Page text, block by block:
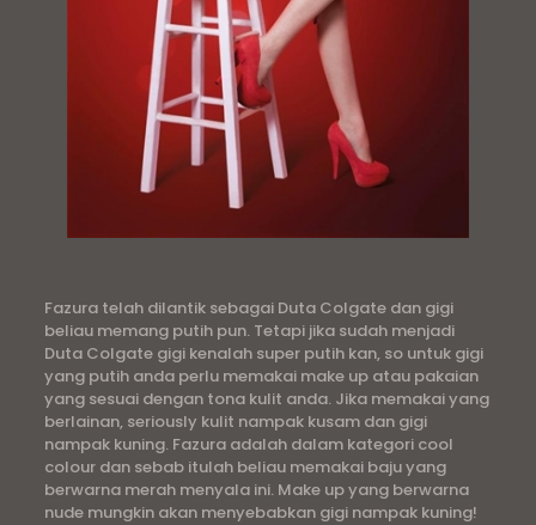
Fazura telah dilantik sebagai Duta Colgate dan gigi
beliau memang putih pun. Tetapi jika sudah menjadi
Duta Colgate gigi kenalah super putih kan, so untuk gigi
yang putih anda perlu memakai make up atau pakaian
yang sesuai dengan tona kulit anda. Jika memakai yang
berlainan, seriously kulit nampak kusam dan gigi
nampak kuning. Fazura adalah dalam kategori cool
colour dan sebab itulah beliau memakai baju yang
berwarna merah menyala ini. Make up yang berwarna
nude mungkin akan menyebabkan gigi nampak kuning!